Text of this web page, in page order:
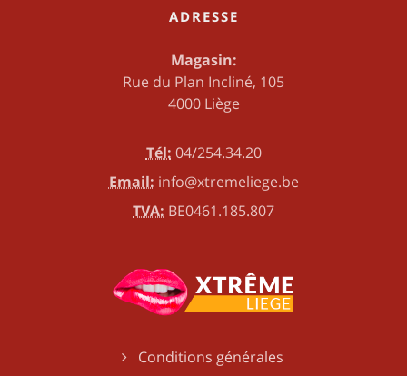
ADRESSE
Magasin:
Rue du Plan Incliné, 105
4000 Liège
Tél: 04/254.34.20
Email: info@xtremeliege.be
TVA: BE0461.185.807
Conditions générales